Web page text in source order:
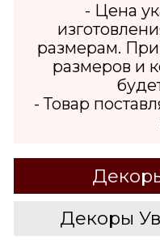
- Цена
размерам.
размеров и
- Товар
Декоры